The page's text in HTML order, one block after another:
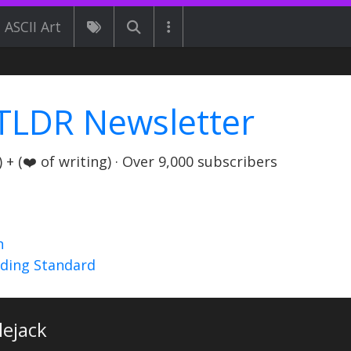
ASCII Art
Newsletter
(❤️ of writing) · Over 9,000 subscribers
Standard